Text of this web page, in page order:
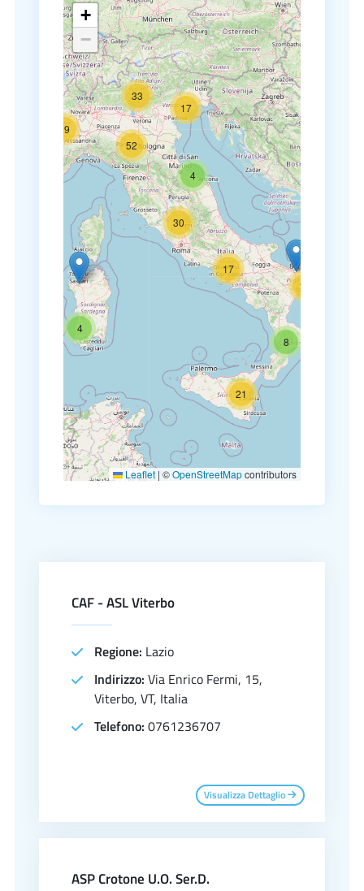
4
17
33
4
29
8
21
17
52
30
10
+
−
Leaflet | ©OpenStreetMapcontributors
CAF - ASL Viterbo
Regione: Lazio
Indirizzo: Via Enrico Fermi, 15,
Viterbo, VT, Italia
Telefono: 0761236707
Visualizza Dettaglio
ASP Crotone U.O. Ser.D.